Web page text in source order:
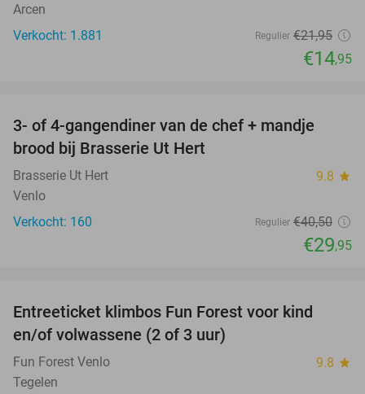
Arcen
Verkocht: 1.881
Regulier €21,95
€14,95
3- of 4-gangendiner van de chef + mandje
brood bij Brasserie Ut Hert
Brasserie Ut Hert 9.8 star
Venlo
Verkocht: 160
Regulier €40,50
€29,95
Entreeticket klimbos Fun Forest voor kind
en/of volwassene (2 of 3 uur)
Fun Forest Venlo 9.8 star
Tegelen